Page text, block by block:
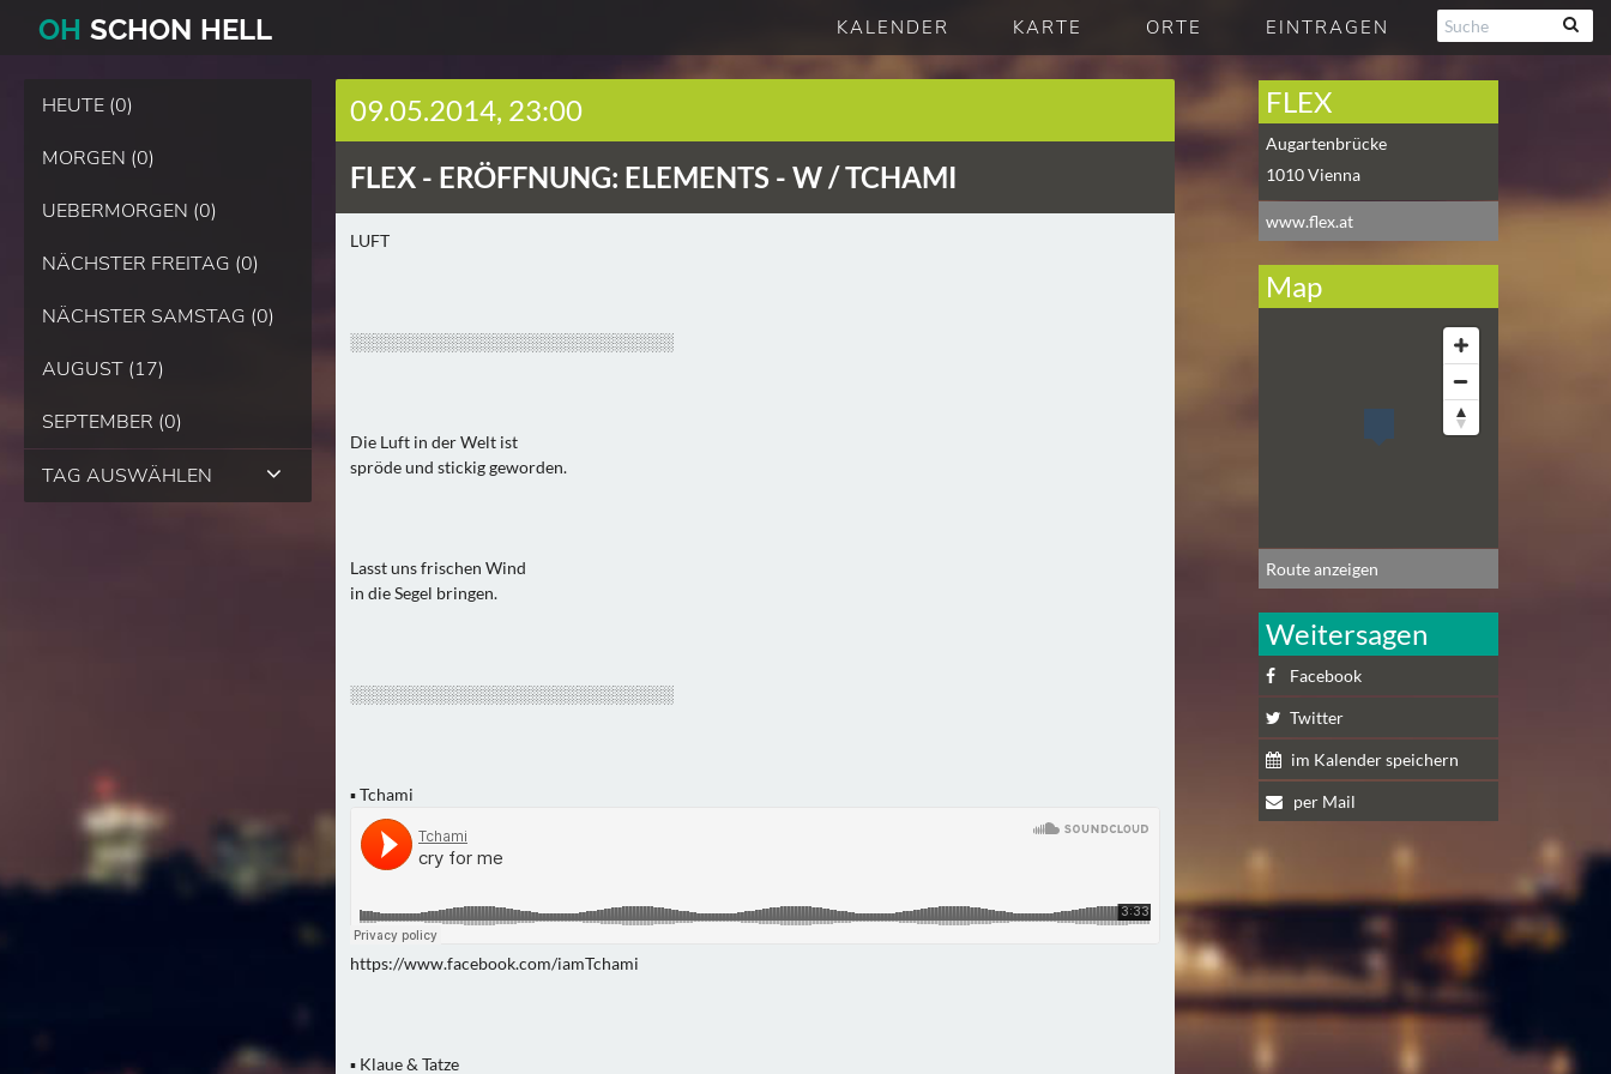
OH SCHON HELL KALENDER KARTE ORTE EINTRAGEN
HEUTE (0)
MORGEN (0)
UEBERMORGEN (0)
NÄCHSTER FREITAG (0)
NÄCHSTER SAMSTAG (0)
AUGUST (17)
SEPTEMBER (0)
TAG AUSWÄHLEN
09.05.2014, 23:00
FLEX - ERÖFFNUNG: ELEMENTS - W / TCHAMI
LUFT
░░░░░░░░░░░░░░░░░░░░░░░░░░░
Die Luft in der Welt ist
spröde und stickig geworden.
Lasst uns frischen Wind
in die Segel bringen.
░░░░░░░░░░░░░░░░░░░░░░░░░░░
▪ Tchami
https://www.facebook.com/iamTchami
▪ Klaue & Tatze
FLEX
Augartenbrücke
1010Vienna
www.flex.at
Map
Route anzeigen
Weitersagen
Facebook
Twitter
im Kalender speichern
per Mail